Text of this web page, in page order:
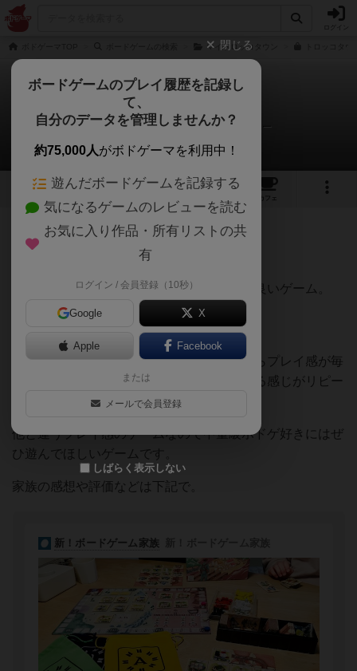
マイトロッコタウン
トロッコタウン
ヒロ(新！ボードゲーム家族)さんのレビュー
1 1 9
カフェ
260名 0名 0 3ヶ月前
プレイ時間に対してすごく脳みそが疲れる良いゲーム。
ルールはシンプルで準備も簡単。
そして僕の好きなタイル配置＆拡大再生産。
プレイのたびに登場するタイルが変わるからプレイ感が毎
回違って、毎回苦しくて不完全燃焼で終わる感じがリピー
ト欲を掻き立てる。
他と違うプレイ感のゲームなので中量級ボドゲ好きにはぜ
ひ遊んでほしいゲームです。
家族の感想や評価などは下記で。
閉じる
ボードゲームのプレイ履歴を記録し
て、
自分のデータを管理しませんか？
約75,000人がボドゲーマを利用中！
遊んだボードゲームを記録する
気になるゲームのレビューを読む
お気に入り作品・所有リストの共
有
ログイン / 会員登録（10秒）
Google X
Apple Facebook
または
メールで会員登録
しばらく表示しない